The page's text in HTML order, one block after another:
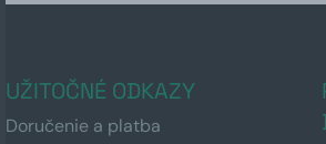
UŽITOČNÉ ODKAZY
Doručenie a platba